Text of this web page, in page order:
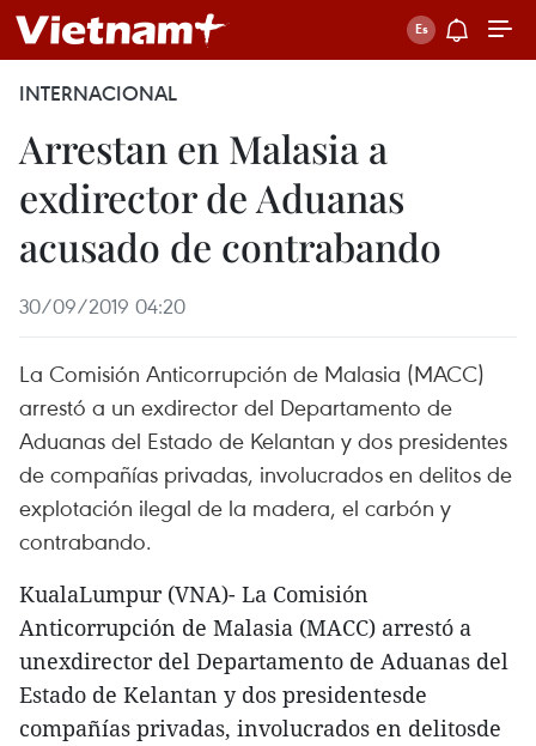
INTERNACIONAL
Arrestan en Malasia a
exdirector de Aduanas
acusado de contrabando
30/09/2019 04:20
La Comisión Anticorrupción de Malasia (MACC)
arrestó a un exdirector del Departamento de
Aduanas del Estado de Kelantan y dos presidentes
de compañías privadas, involucrados en delitos de
explotación ilegal de la madera, el carbón y
contrabando.
KualaLumpur (VNA)- La Comisión
Anticorrupción de Malasia (MACC) arrestó a
unexdirector del Departamento de Aduanas del
Estado de Kelantan y dos presidentesde
compañías privadas, involucrados en delitosde